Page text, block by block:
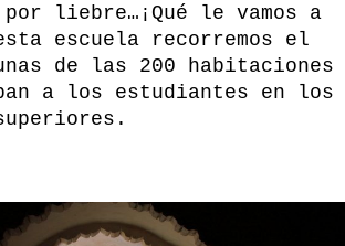
liebre…¡Qué le vamos a
escuela recorremos el
de las 200 habitaciones
a los estudiantes en los